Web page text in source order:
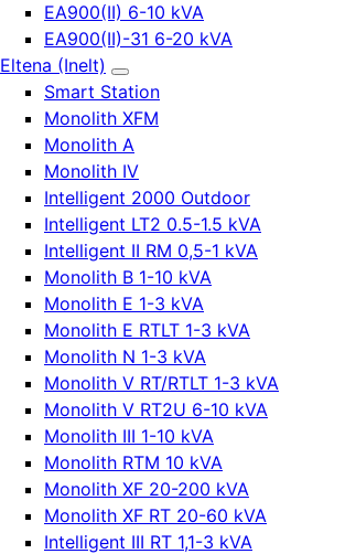
EA900(II) 6-10 kVA
EA900(II)-31 6-20 kVA
Eltena (Inelt)
Smart Station
Monolith XFM
Monolith A
Monolith IV
Intelligent 2000 Outdoor
Intelligent LT2 0.5-1.5 kVA
Intelligent II RM 0,5-1 kVA
Monolith B 1-10 kVA
Monolith E 1-3 kVA
Monolith E RTLT 1-3 kVA
Monolith N 1-3 kVA
Monolith V RT/RTLT 1-3 kVA
Monolith V RT2U 6-10 kVA
Monolith III 1-10 kVA
Monolith RTM 10 kVA
Monolith XF 20-200 kVA
Monolith XF RT 20-60 kVA
Intelligent III RT 1,1-3 kVA